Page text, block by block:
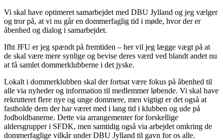
Vi skal have optimeret samarbejdet med DBU Jylland og jeg vælger
og tror på, at vi nu går en dommerfaglig tid i møde, hvor der er
åbenhed og dialog i samarbejdet.
Ifht JFU er jeg spændt på fremtiden – her vil jeg lægge vægt på at
de skal være mere synlige og bevise deres værd ved blandt andet nu
at få samlet dommerklubberne i det jyske.
Lokalt i dommerklubben skal der fortsat være fokus på åbenhed til
alle via nyheder og information til medlemmer løbende. Vi skal have
rekrutteret flere nye og unge dommere, men vigtigt er det også at
fastholde dem der har været med i lang tid i klubben og ude på
fodboldbanerne. Dette via arrangementer for forskellige
aldersgrupper i SFDK, men samtidig også via arbejdet omkring de
dommerfaglige vilkår under DBU Jylland til gavn for os alle.